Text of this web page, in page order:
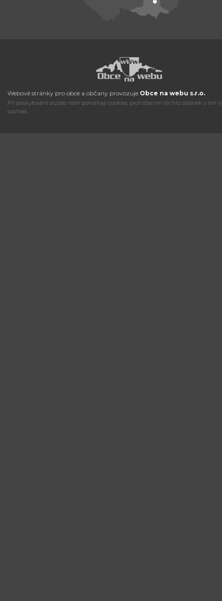
Webové stránky pro obce a občany provozuje Obce na webu s.r.o.
Při poskytování služeb nám pomáhají cookies, prohlížením těchto stránek s tím
souhlas.